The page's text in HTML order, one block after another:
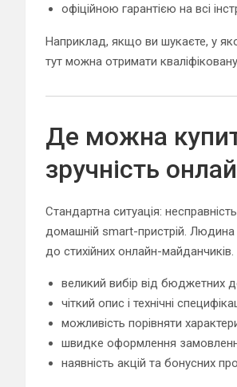
офіційною гарантією на всі
Наприклад, якщо ви шукаєте, у
тут можна отримати
Де можна
зручність
Стандартна ситуація:
домашній smart-пристрій. Людина
до стихійних онлайн-
великий вибір від бюджетних
чіткий опис і технічні
можливість порівняти
швидке оформлення
наявність акцій та бонусних